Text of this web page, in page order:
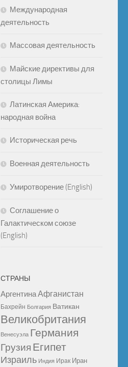
Международная
деятельность
Массовая деятельность
Майские директивы для
столицы Лимы
Латинская Америка:
народная война
Историческая речь
Военная деятельность
Умиротворение (English)
Соглашение о
Галактическом союзе
(English)
СТРАНЫ
АргентинаАфганистан
Бахрейн Болгария Ватикан
Великобритания
Венесуэла Германия
Грузия Египет
Израиль Индия Ирак Иран